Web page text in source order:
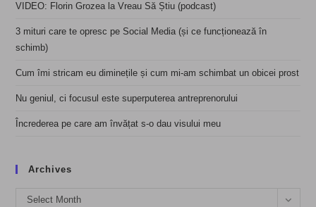
VIDEO: Florin Grozea la Vreau Să Știu (podcast)
3 mituri care te opresc pe Social Media (și ce funcționează în
schimb)
Cum îmi stricam eu diminețile și cum mi-am schimbat un obicei prost
Nu geniul, ci focusul este superputerea antreprenorului
Încrederea pe care am învățat s-o dau visului meu
Archives
Archives
Select Month